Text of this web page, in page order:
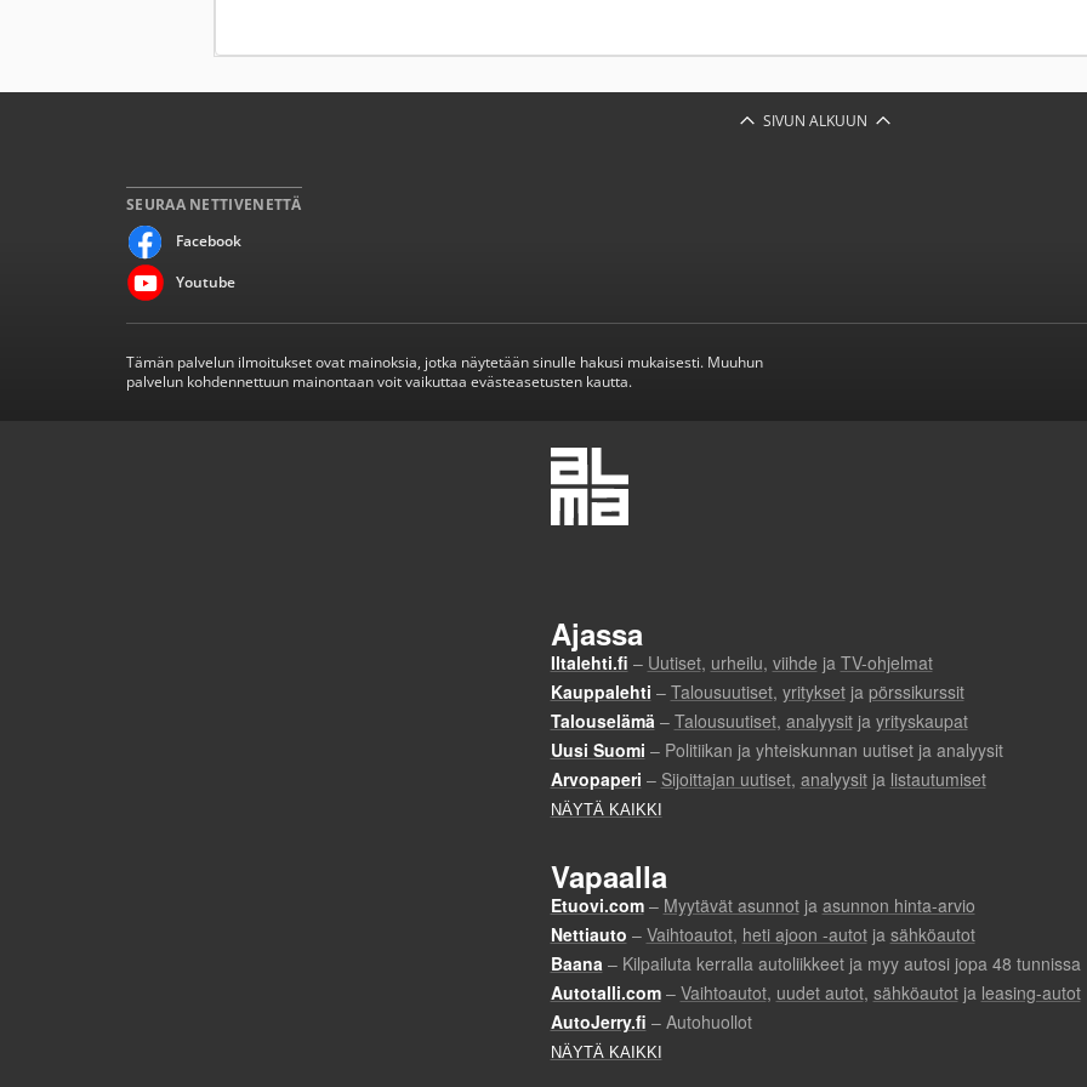
SIVUN ALKUUN
SEURAA NETTIVENETTÄ
Facebook
Youtube
Tämän palvelun ilmoitukset ovat mainoksia, jotka näytetään sinulle hakusi mukaisesti. Muuhun
palvelun kohdennettuun mainontaan voit vaikuttaa evästeasetusten kautta.